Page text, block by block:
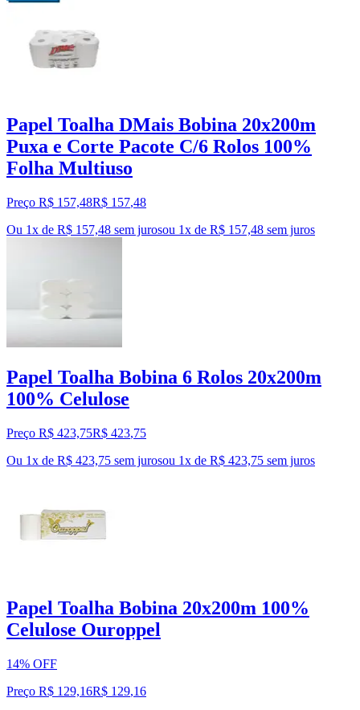
Papel Toalha DMais Bobina 20x200m
Puxa e Corte Pacote C/6 Rolos 100%
Folha Multiuso
Preço R$ 157,48R$ 157,48
Ou 1x de R$ 157,48 sem jurosou 1x de R$ 157,48 sem juros
Papel Toalha Bobina 6 Rolos 20x200m
100% Celulose
Preço R$ 423,75R$ 423,75
Ou 1x de R$ 423,75 sem jurosou 1x de R$ 423,75 sem juros
Papel Toalha Bobina 20x200m 100%
Celulose Ouroppel
14% OFF
Preço R$ 129,16R$ 129,16